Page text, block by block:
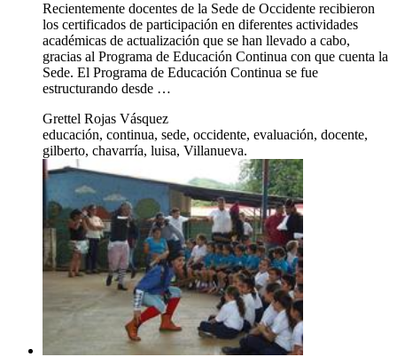
Recientemente docentes de la Sede de Occidente recibieron
los certificados de participación en diferentes actividades
académicas de actualización que se han llevado a cabo,
gracias al Programa de Educación Continua con que cuenta la
Sede. El Programa de Educación Continua se fue
estructurando desde …
Grettel Rojas Vásquez
educación, continua, sede, occidente, evaluación, docente,
gilberto, chavarría, luisa, Villanueva.